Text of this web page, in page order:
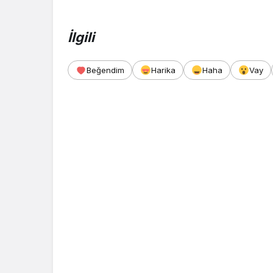
İlgili
Beğendim Harika Haha Vay